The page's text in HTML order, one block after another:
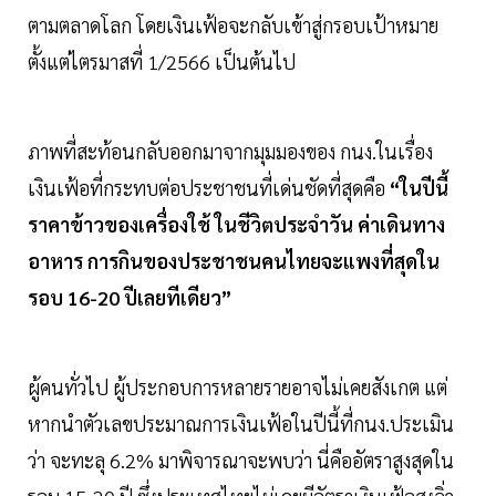
ตามตลาดโลก โดยเงินเฟ้อจะกลับเข้าสู่กรอบเป้าหมาย
ตั้งแต่ไตรมาสที่ 1/2566 เป็นต้นไป
ภาพที่สะท้อนกลับออกมาจากมุมมองของ กนง.ในเรื่อง
เงินเฟ้อที่กระทบต่อประชาชนที่เด่นชัดที่สุดคือ “ในปีนี้
ราคาข้าวของเครื่องใช้ ในชีวิตประจำวัน ค่าเดินทาง
อาหาร การกินของประชาชนคนไทยจะแพงที่สุดใน
รอบ 16-20 ปีเลยทีเดียว”
ผู้คนทั่วไป ผู้ประกอบการหลายรายอาจไม่เคยสังเกต แต่
หากนำตัวเลขประมาณการเงินเฟ้อในปีนี้ที่กนง.ประเมิน
ว่า จะทะลุ 6.2% มาพิจารณาจะพบว่า นี่คืออัตราสูงสุดใน